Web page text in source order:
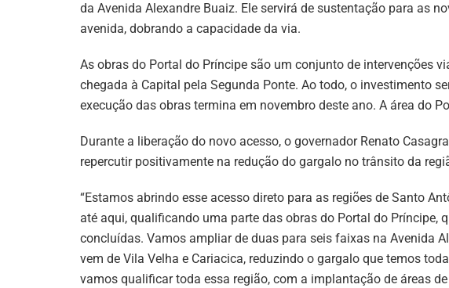
da Avenida Alexandre Buaiz. Ele servirá de sustentação para as
avenida, dobrando a capacidade da via.
As obras do Portal do Príncipe são um conjunto de intervenções
chegada à Capital pela Segunda Ponte. Ao todo, o investimento
execução das obras termina em novembro deste ano. A área do
Durante a liberação do novo acesso, o governador Renato
repercutir positivamente na redução do gargalo no trânsito da
“Estamos abrindo esse acesso direto para as regiões de Santo
até aqui, qualificando uma parte das obras do Portal do Príncipe,
concluídas. Vamos ampliar de duas para seis faixas na Avenida
vem de Vila Velha e Cariacica, reduzindo o gargalo que temos
vamos qualificar toda essa região, com a implantação de áreas